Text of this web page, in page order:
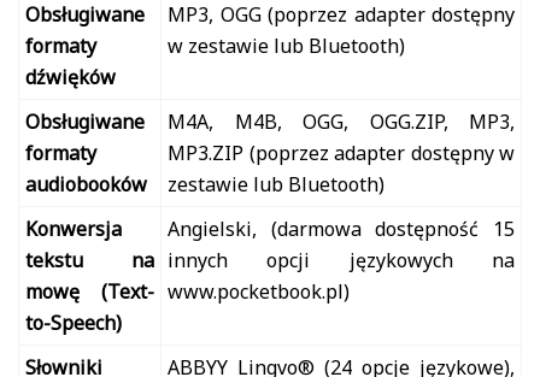
Obsługiwane
formaty
dźwięków
MP3, OGG (poprzez adapter dostępny
w zestawie lub Bluetooth)
Obsługiwane
formaty
audiobooków
M4A, M4B, OGG, OGG.ZIP, MP3,
MP3.ZIP (poprzez adapter dostępny w
zestawie lub Bluetooth)
Konwersja
tekstu na
mowę (Text-
to-Speech)
Angielski, (darmowa dostępność 15
innych opcji językowych na
www.pocketbook.pl)
Słowniki
ABBYY Lingvo® (24 opcje językowe),